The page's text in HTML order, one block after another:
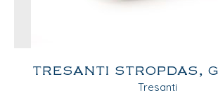
TRESANTI STROPDAS,
Tresanti